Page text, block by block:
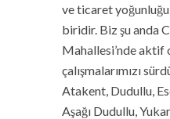
ve ticaret
biridir. Biz şu anda
Mahallesi’nde aktif
çalışmalarımızı
Atakent, Dudullu,
Aşağı Dudullu,